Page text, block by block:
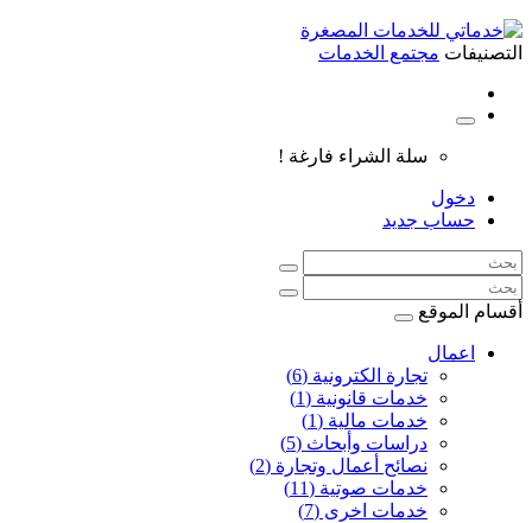
التصنيفات مجتمع الخدمات
سلة الشراء فارغة !
دخول
حساب جديد
أقسام الموقع
اعمال
تجارة الكترونية (6)
خدمات قانونية (1)
خدمات مالية (1)
دراسات وأبحاث (5)
نصائح أعمال وتجارة (2)
خدمات صوتية (11)
خدمات اخرى (7)